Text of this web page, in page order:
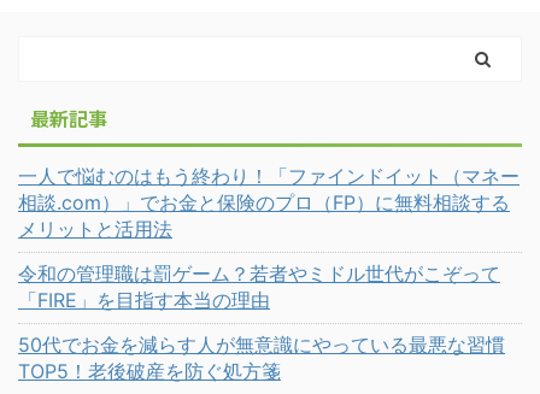
最新記事
一人で悩むのはもう終わり！「ファインドイット（マネー
相談.com）」でお金と保険のプロ（FP）に無料相談する
メリットと活用法
令和の管理職は罰ゲーム？若者やミドル世代がこぞって
「FIRE」を目指す本当の理由
50代でお金を減らす人が無意識にやっている最悪な習慣
TOP5！老後破産を防ぐ処方箋